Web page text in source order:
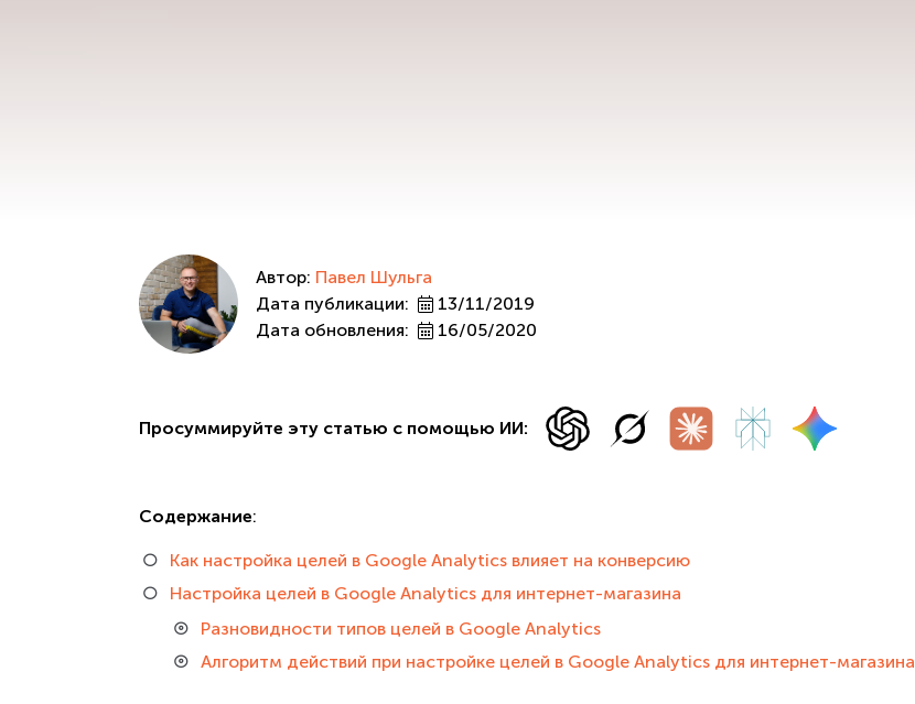
Автор: Павел Шульга
Дата публикации:
13/11/2019
Дата обновления:
16/05/2020
Просуммируйте эту статью с помощью ИИ:
Содержание:
Как настройка целей в Google Analytics влияет на конверсию
Настройка целей в Google Analytics для интернет-магазина
Разновидности типов целей в Google Analytics
Алгоритм действий при настройке целей в Google Analytics для интернет-магазина